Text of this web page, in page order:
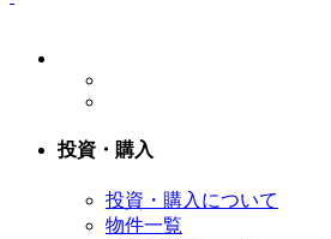
投資・購入
投資・購入について
物件一覧